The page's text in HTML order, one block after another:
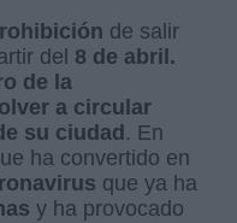
de salir
del 8 de abril.
de la
a circular
su ciudad . En
ha convertido en
que ya ha
y ha provocado